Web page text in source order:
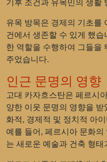
기후 조건과 유목민의 생활
유목 방목은 경제의 기초를
건에서 생존할 수 있게 했
한 역할을 수행하여 그들을
주었습니다.
인근 문명의 영향
고대 카자흐스탄은 페르시
양한 이웃 문명의 영향을
화적, 경제적 및 정치적 아
예를 들어, 페르시아 문화
는 새로운 예술과 건축 형